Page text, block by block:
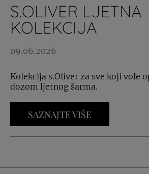
S.OLIVER LJETNA
KOLEKCIJA
09.06.2026
Kolekcija s.Oliver za sve koji vole
dozom ljetnog šarma.
SAZNAJTE VIŠE